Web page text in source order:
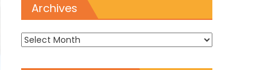
Archives
Archives